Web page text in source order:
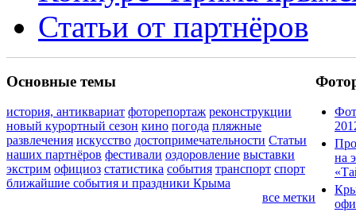
Статьи от партнёров
Основные темы
история, антиквариат фоторепортаж реконструкции
новый курортный сезон кино погода пляжные
развлечения искусство достопримечательности Статьи
наших партнёров фестивали оздоровление выставки
экстрим официоз статистика события транспорт спорт
ближайшие события и праздники Крыма
все метки
на